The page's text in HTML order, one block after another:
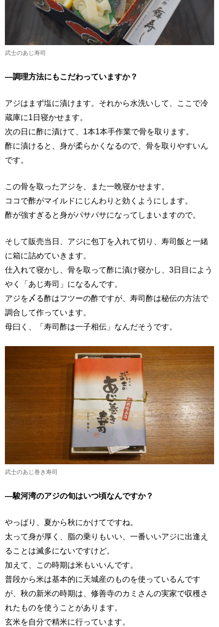
武士のあじ寿司
―調理方法にもこだわっていますか？
アジはまず塩に漬けます。それから水洗いして、ここで冷
蔵庫に1日寝かせます。
次の日に酢に漬けて、1本1本手作業で骨を取ります。
酢に漬けると、身が柔らかくなるので、骨を取りやすいん
です。
この骨を取ったアジを、また一晩寝かせます。
ココで酢がマイルドにじんわりと効くようにします。
酢が強すぎると身がパサパサになってしまいますので。
そして販売当日、アジに包丁を入れて切り、寿司飯と一緒
に箱に詰めていきます。
仕入れて寝かし、骨を取って酢に漬け寝かし、3日目によう
やく「あじ寿司」になるんです。
アジを〆る酢はフツーの酢ですが、寿司酢は秘伝の方法で
調合して作っています。
母曰く、「寿司酢は一子相伝」なんだそうです。
武士のあじ巻き寿司
―駿河湾のアジの旬はいつ頃なんですか？
やっぱり、夏から秋にかけてですね。
太って身が厚く、脂の乗りもいい、一番いいアジに出逢え
ることは滅多にないですけど。
加えて、この時期は米もいいんです。
普段から米は基本的に天城産のものを使っているんです
が、秋の新米の時期は、修善寺のカミさんの実家で収穫さ
れたものを使うことがあります。
玄米を自分で精米に行っています。